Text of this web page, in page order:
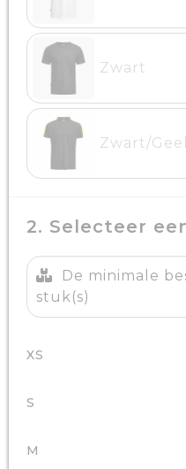
Zwart
Zwart/Geel
2. Selecteer
De minimale
stuk(s)
XS
S
M